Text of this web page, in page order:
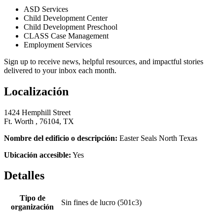
ASD Services
Child Development Center
Child Development Preschool
CLASS Case Management
Employment Services
Sign up to receive news, helpful resources, and impactful stories
delivered to your inbox each month.
Localización
1424 Hemphill Street
Ft. Worth , 76104, TX
Nombre del edificio o descripción: Easter Seals North Texas
Ubicación accesible: Yes
Detalles
Tipo de
organización
Sin fines de lucro (501c3)